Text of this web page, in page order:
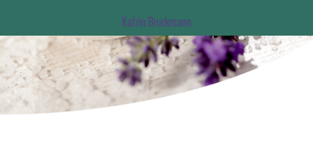
Katrin Bruckmann